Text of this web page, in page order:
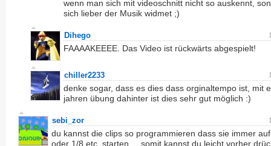
wenn man sich mit videoschnitt nicht so auskennt,
sich lieber der Musik widmet ;)
Dihego
FAAAAKEEEE. Das Video ist rückwärts abgespielt!
chiller2233
denke sogar, dass es dies dass orginaltempo ist, mit
jahren übung dahinter ist dies sehr gut möglich :)
sebi_zor
du kannst die clips so programmieren dass sie immer
oder 1/8 etc. starten.... somit kannst du leicht vorher